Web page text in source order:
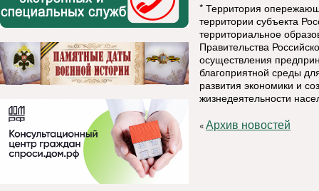
* Территория
территории субъекта
территориальное
Правительства
осуществления
благоприятной среды
развития экономики и
жизнедеятельности
«Архив новостей